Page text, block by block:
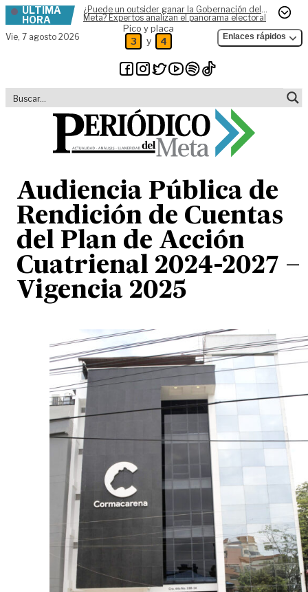
Skip to content
ÚLTIMA
HORA
¿Puede un outsider ganar la Gobernación del
Meta? Expertos analizan el panorama electoral
Vie, 7 agosto 2026
Pico y placa
3 y 4 Enlaces rápidos
Audiencia Pública de
Rendición de Cuentas
del Plan de Acción
Cuatrienal 2024-2027 –
Vigencia 2025